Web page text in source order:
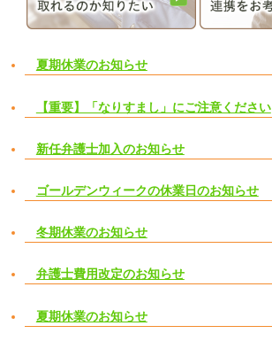
夏期休業のお知らせ
【重要】「なりすまし」にご注意ください
新任弁護士加入のお知らせ
ゴールデンウィークの休業日のお知らせ
冬期休業のお知らせ
弁護士費用改定のお知らせ
夏期休業のお知らせ